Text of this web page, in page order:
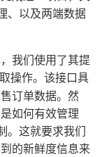
、以及两端数据
我们使用了其提
操作。该接口具
订单数据。然
如何有效管理
。这就要求我们
的新鲜度信息来